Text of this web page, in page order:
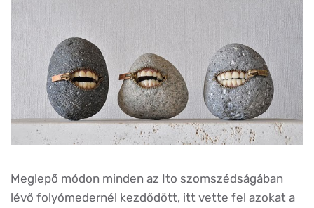
Meglepő módon minden az Ito szomszédságában
lévő folyómedernél kezdődött, itt vette fel azokat a